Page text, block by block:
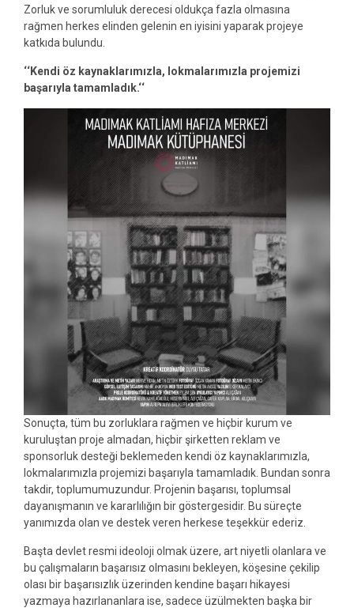
Zorluk ve sorumluluk derecesi oldukça fazla olmasına
rağmen herkes elinden gelenin en iyisini yaparak projeye
katkıda bulundu.
‘‘Kendi öz kaynaklarımızla, lokmalarımızla projemizi
başarıyla tamamladık.‘‘
Sonuçta, tüm bu zorluklara rağmen ve hiçbir kurum ve
kuruluştan proje almadan, hiçbir şirketten reklam ve
sponsorluk desteği beklemeden kendi öz kaynaklarımızla,
lokmalarımızla projemizi başarıyla tamamladık. Bundan sonra
takdir, toplumumuzundur. Projenin başarısı, toplumsal
dayanışmanın ve kararlılığın bir göstergesidir. Bu süreçte
yanımızda olan ve destek veren herkese teşekkür ederiz.
Başta devlet resmi ideoloji olmak üzere, art niyetli olanlara ve
bu çalışmaların başarısız olmasını bekleyen, köşesine çekilip
olası bir başarısızlık üzerinden kendine başarı hikayesi
yazmaya hazırlananlara ise, sadece üzülmekten başka bir